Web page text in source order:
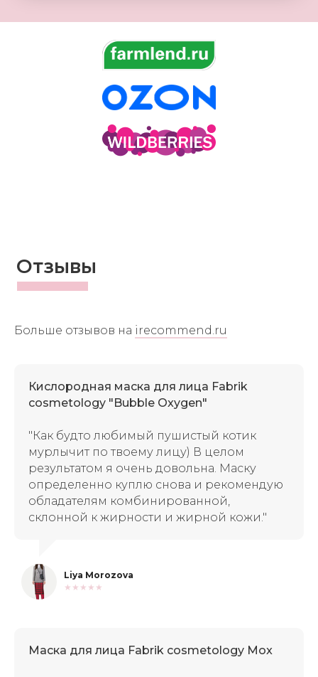
Отзывы
Больше отзывов на irecommend.ru
Кислородная маска для лица Fabrik
cosmetology "Bubble Oxygen"
"Как будто любимый пушистый котик
мурлычит по твоему лицу) В целом
результатом я очень довольна. Маску
определенно куплю снова и рекомендую
обладателям комбинированной,
склонной к жирности и жирной кожи."
Liya Morozova
★★★★★
Маска для лица Fabrik cosmetology Mox